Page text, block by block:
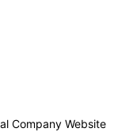
Company Website